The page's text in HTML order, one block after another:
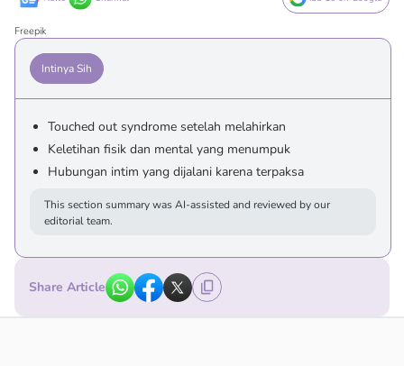
Freepik
Intinya Sih
Touched out syndrome setelah melahirkan
Keletihan fisik dan mental yang menumpuk
Hubungan intim yang dijalani karena terpaksa
This section summary was AI-assisted and reviewed by our
editorial team.
Share Article